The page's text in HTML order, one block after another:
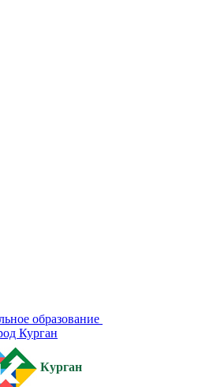
образование
Курган
Курган